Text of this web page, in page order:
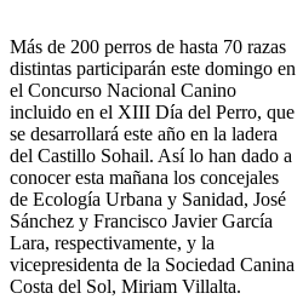
Más de 200 perros de hasta 70 razas
distintas participarán este domingo en
el Concurso Nacional Canino
incluido en el XIII Día del Perro, que
se desarrollará este año en la ladera
del Castillo Sohail. Así lo han dado a
conocer esta mañana los concejales
de Ecología Urbana y Sanidad, José
Sánchez y Francisco Javier García
Lara, respectivamente, y la
vicepresidenta de la Sociedad Canina
Costa del Sol, Miriam Villalta.